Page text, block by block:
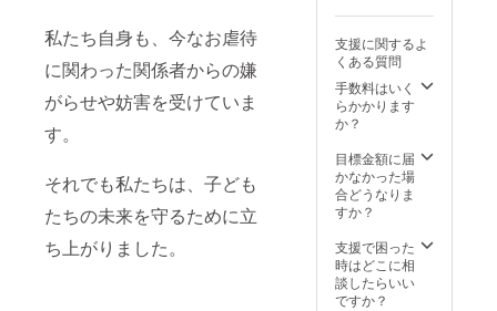
私たち自身も、今なお虐待
に関わった関係者からの嫌
がらせや妨害を受けていま
す。
それでも私たちは、子ども
たちの未来を守るために立
ち上がりました。
支援に関するよ
くある質問
手数料はいく
らかかります
か？
目標金額に届
かなかった場
合どうなりま
すか？
支援で困った
時はどこに相
談したらいい
ですか？